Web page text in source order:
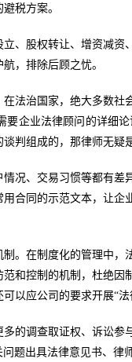
税方案。
、股权转让、增资减
，排除后顾之忧。
法治国家，绝大多数
企业法律顾问的详细
判组成的，那律师无疑
况、交易习惯等都有
合同的示范文本，让企
。在制度化的管理中
和控制的机制，杜绝
以应公司的要求开展“
的调查取证权、诉讼
题出具法律意见书、